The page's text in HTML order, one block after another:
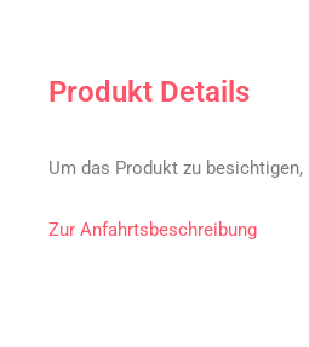
Produkt Details
Um das Produkt zu
Zur Anfahrtsbeschreibung